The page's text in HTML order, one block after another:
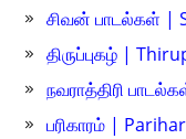
சிவன் பாடல்கள் |
திருப்புகழ் |
நவராத்திரி
பரிகாரம் |